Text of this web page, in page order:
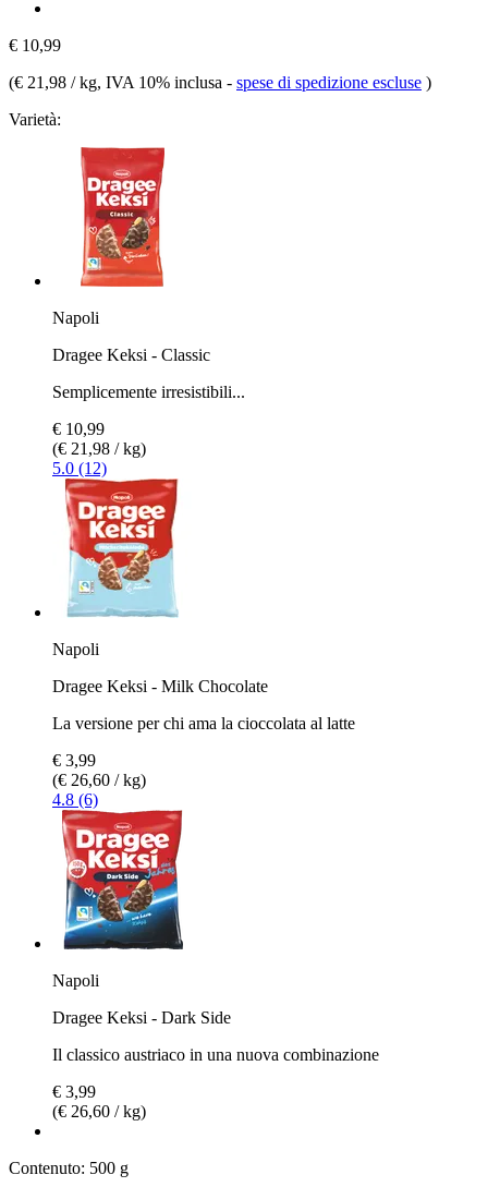
€ 10,99
(€ 21,98 / kg, IVA 10% inclusa - spese di spedizione escluse )
Varietà:
Napoli
Dragee Keksi - Classic
Semplicemente irresistibili...
€ 10,99
(€ 21,98 / kg)
5.0 (12)
Napoli
Dragee Keksi - Milk Chocolate
La versione per chi ama la cioccolata al latte
€ 3,99
(€ 26,60 / kg)
4.8 (6)
Napoli
Dragee Keksi - Dark Side
Il classico austriaco in una nuova combinazione
€ 3,99
(€ 26,60 / kg)
Contenuto: 500 g